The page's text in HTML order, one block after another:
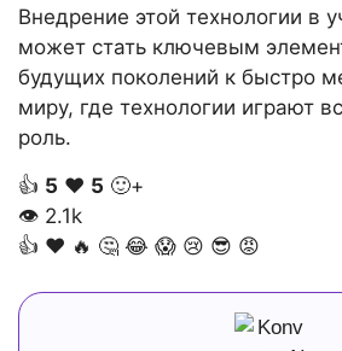
Внедрение этой технологии в
может стать ключевым
будущих поколений к быстро
миру, где технологии играют
роль.
👍 5 ❤️ 5 🙂+
👁 2.1k
👍 ❤️ 🔥 🤔 😂 😱 😢 😎 😡